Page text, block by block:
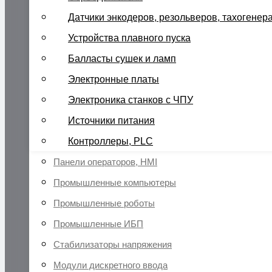
Датчики энкодеров, резольверов,
Устройства плавного пуска
Балласты сушек и ламп
Электронные платы
Электроника станков с ЧПУ
Источники питания
Контроллеры, PLC
Панели операторов, HMI
Промышленные компьютеры
Промышленные роботы
Промышленные ИБП
Стабилизаторы напряжения
Модули дискретного ввода